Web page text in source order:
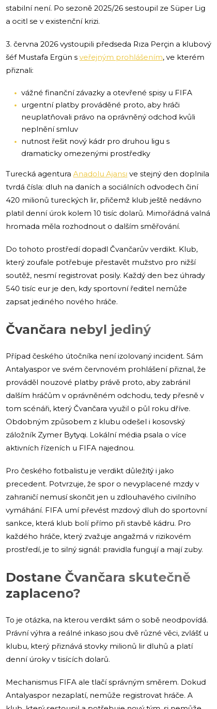
stabilní není. Po sezoně 2025/26 sestoupil ze Süper Lig
a ocitl se v existenční krizi.
3. června 2026 vystoupili předseda Rıza Perçin a klubový
šéf Mustafa Ergün s veřejným prohlášením, ve kterém
přiznali:
vážné finanční závazky a otevřené spisy u FIFA
urgentní platby prováděné proto, aby hráči
neuplatňovali právo na oprávněný odchod kvůli
neplnění smluv
nutnost řešit nový kádr pro druhou ligu s
dramaticky omezenými prostředky
Turecká agentura Anadolu Ajansı ve stejný den doplnila
tvrdá čísla: dluh na daních a sociálních odvodech činí
420 milionů tureckých lir, přičemž klub ještě nedávno
platil denní úrok kolem 10 tisíc dolarů. Mimořádná valná
hromada měla rozhodnout o dalším směřování.
Do tohoto prostředí dopadl Čvančarův verdikt. Klub,
který zoufale potřebuje přestavět mužstvo pro nižší
soutěž, nesmí registrovat posily. Každý den bez úhrady
540 tisíc eur je den, kdy sportovní ředitel nemůže
zapsat jediného nového hráče.
Čvančara nebyl jediný
Případ českého útočníka není izolovaný incident. Sám
Antalyaspor ve svém červnovém prohlášení přiznal, že
prováděl nouzové platby právě proto, aby zabránil
dalším hráčům v oprávněném odchodu, tedy přesně v
tom scénáři, který Čvančara využil o půl roku dříve.
Obdobným způsobem z klubu odešel i kosovský
záložník Zymer Bytyqi. Lokální média psala o více
aktivních řízeních u FIFA najednou.
Pro českého fotbalistu je verdikt důležitý i jako
precedent. Potvrzuje, že spor o nevyplacené mzdy v
zahraničí nemusí skončit jen u zdlouhavého civilního
vymáhání. FIFA umí převést mzdový dluh do sportovní
sankce, která klub bolí přímo při stavbě kádru. Pro
každého hráče, který zvažuje angažmá v rizikovém
prostředí, je to silný signál: pravidla fungují a mají zuby.
Dostane Čvančara skutečně
zaplaceno?
To je otázka, na kterou verdikt sám o sobě neodpovídá.
Právní výhra a reálné inkaso jsou dvě různé věci, zvlášť u
klubu, který přiznává stovky milionů lir dluhů a platí
denní úroky v tisících dolarů.
Mechanismus FIFA ale tlačí správným směrem. Dokud
Antalyaspor nezaplatí, nemůže registrovat hráče. A